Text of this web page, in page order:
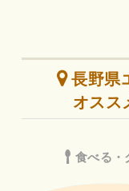
長野県
オスス
食べる・